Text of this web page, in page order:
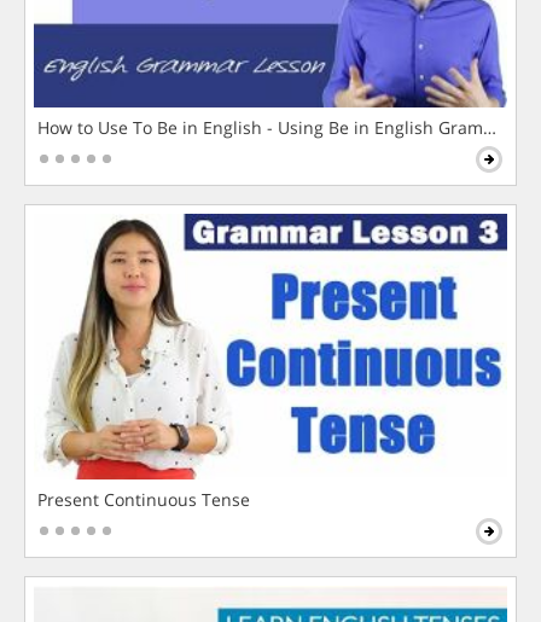
How to Use To Be in English - Using Be in English Grammar
Present Continuous Tense